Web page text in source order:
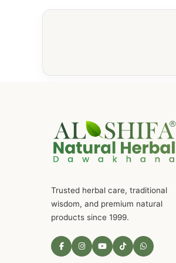
Trusted herbal care, traditional
wisdom, and premium natural
products since 1999.